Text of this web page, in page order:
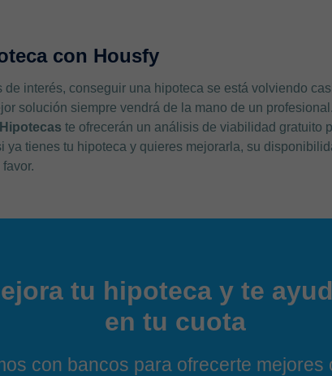
con Housfy
interés, conseguir una hipoteca se está volviendo
solución siempre vendrá de la mano de un
te ofrecerán un análisis de viabilidad gratuito
ya tienes tu hipoteca y quieres mejorarla, su
tu hipoteca y te
en tu cuota
con bancos para ofrecerte mejores